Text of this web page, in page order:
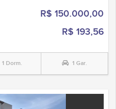
R$ 150.000,00
R$ 193,56
1 Dorm. 1 Gar.